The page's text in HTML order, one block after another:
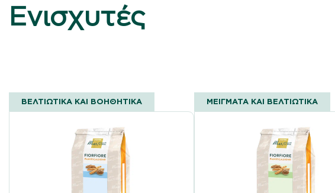
Ενισχυτές
ΒΕΛΤΙΩΤΙΚΆ ΚΑΙ ΒΟΗΘΗΤΙΚΆ ΜΕΙΓΜΑΤΑ ΚΑΙ ΒΕΛΤΙΩΤΙΚΑ